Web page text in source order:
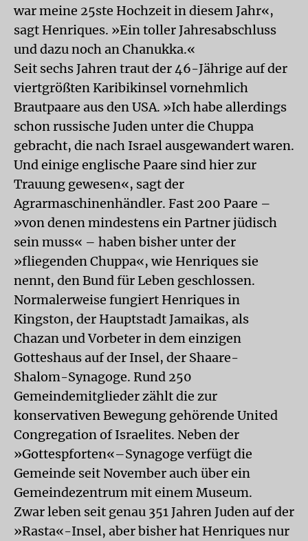
war meine 25ste Hochzeit in diesem Jahr«,
sagt Henriques. »Ein toller Jahresabschluss
und dazu noch an Chanukka.«
Seit sechs Jahren traut der 46-Jährige auf der
viertgrößten Karibikinsel vornehmlich
Brautpaare aus den USA. »Ich habe allerdings
schon russische Juden unter die Chuppa
gebracht, die nach Israel ausgewandert waren.
Und einige englische Paare sind hier zur
Trauung gewesen«, sagt der
Agrarmaschinenhändler. Fast 200 Paare –
»von denen mindestens ein Partner jüdisch
sein muss« – haben bisher unter der
»fliegenden Chuppa«, wie Henriques sie
nennt, den Bund für Leben geschlossen.
Normalerweise fungiert Henriques in
Kingston, der Hauptstadt Jamaikas, als
Chazan und Vorbeter in dem einzigen
Gotteshaus auf der Insel, der Shaare-
Shalom-Synagoge. Rund 250
Gemeindemitglieder zählt die zur
konservativen Bewegung gehörende United
Congregation of Israelites. Neben der
»Gottespforten«–Synagoge verfügt die
Gemeinde seit November auch über ein
Gemeindezentrum mit einem Museum.
Zwar leben seit genau 351 Jahren Juden auf der
»Rasta«-Insel, aber bisher hat Henriques nur